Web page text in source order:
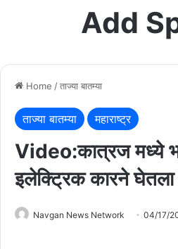
Add
Home /ताज्या बातम्या
ताज्या बातम्या महाराष्ट्र
Video:कात्रज मध्ये
इलेक्ट्रिक कारने
Navgan News Network 04/17/